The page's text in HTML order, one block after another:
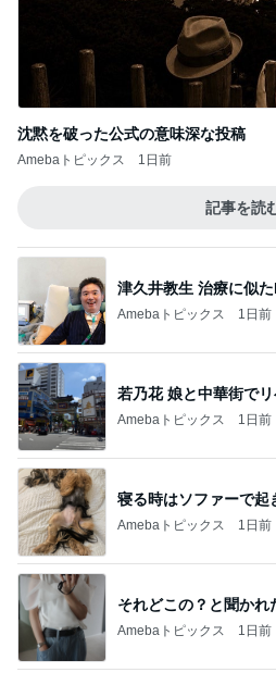
沈黙を破った公式の意味深な投稿
Amebaトピックス 1日前
記事を読
津久井教生 治療に似
Amebaトピックス 1日前
若乃花 娘と中華街で
Amebaトピックス 1日前
寝る時はソファーで起
Amebaトピックス 1日前
それどこの？と聞かれ
Amebaトピックス 1日前